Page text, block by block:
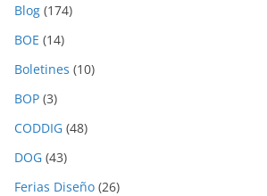
Blog (174)
BOE (14)
Boletines (10)
BOP (3)
CODDIG (48)
DOG (43)
Ferias Diseño (26)